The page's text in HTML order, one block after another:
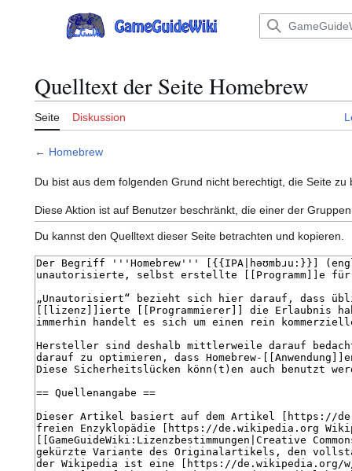
Hauptmenü
Quelltext der Seite Homebrew
Seite Diskussion
← Homebrew
Du bist aus dem folgenden Grund nicht berechtigt, die Seite zu
Diese Aktion ist auf Benutzer beschränkt, die einer der Gruppen
Du kannst den Quelltext dieser Seite betrachten und kopieren.